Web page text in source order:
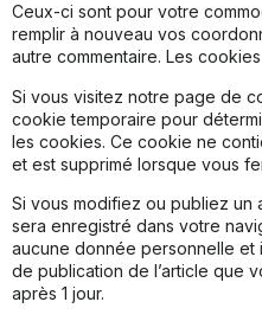
Ceux-ci sont pour votre
remplir à nouveau vos
autre commentaire. Les
Si vous visitez notre page de
cookie temporaire pour
les cookies. Ce cookie ne
et est supprimé lorsque vous
Si vous modifiez ou publiez un
sera enregistré dans votre
aucune donnée personnelle et
de publication de l’article que
après 1 jour.